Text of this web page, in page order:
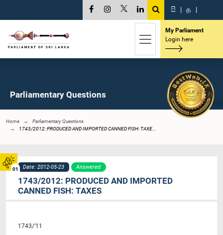
01
සි | த |
My Parliament
Login here
Parliamentary Questions
Home
Parliamentary Questions
1743/2012: PRODUCED AND IMPORTED CANNED FISH: TAXE...
Date: 2012-05-23 Answered
1743/2012: PRODUCED AND IMPORTED
CANNED FISH: TAXES
1743/’11